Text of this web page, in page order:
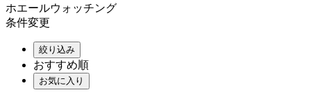
ホエールウォッチング
条件変更
絞り込み
おすすめ順
お気に入り